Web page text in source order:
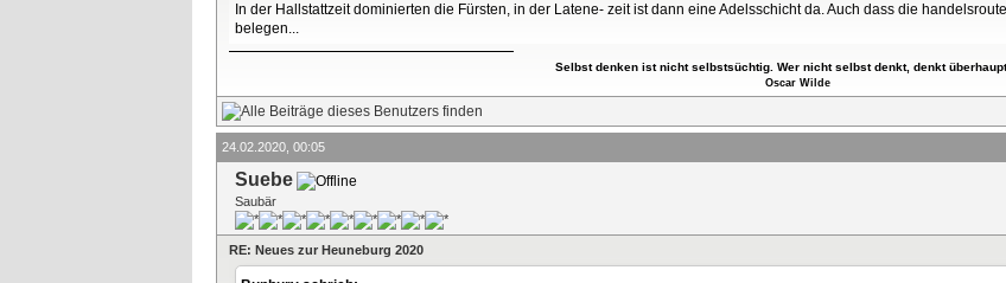
In der Hallstattzeit dominierten die Fürsten, in der Latene- zeit ist dann eine Adelsschicht da. Auch dass die
belegen...
Selbst denken ist nicht selbstsüchtig. Wer nicht selbst denkt, denkt
Oscar Wilde
24.02.2020, 00:05
Suebe
Saubär
RE: Neues zur Heuneburg 2020